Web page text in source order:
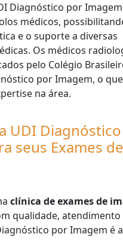
Diagnóstico por
médicos,
e o suporte a diversas
Os médicos
pelo Colégio
por Imagem, o
na área.
UDI
seus Exames de
clínica de exames de
qualidade, atendimento
por Imagem é